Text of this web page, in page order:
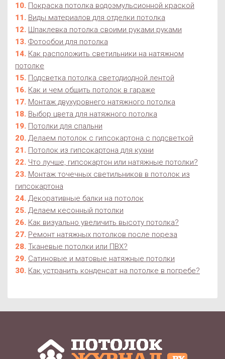
Покраска потолка водоэмульсионной краской
Виды материалов для отделки потолка
Шпаклевка потолка своими руками руками
Фотообои для потолка
Как расположить светильники на натяжном
потолке
Подсветка потолка светодиодной лентой
Как и чем обшить потолок в гараже
Монтаж двухуровнего натяжного потолка
Выбор цвета для натяжного потолка
Потолки для спальни
Делаем потолок с гипсокартона с подсветкой
Потолок из гипсокартона для кухни
Что лучше, гипсокартон или натяжные потолки?
Монтаж точечных светильников в потолок из
гипсокартона
Декоративные балки на потолок
Делаем кесонный потолки
Как визуально увеличить высоту потолка?
Ремонт натяжных потолков после пореза
Тканевые потолки или ПВХ?
Сатиновые и матовые натяжные потолки
Как устранить конденсат на потолке в погребе?